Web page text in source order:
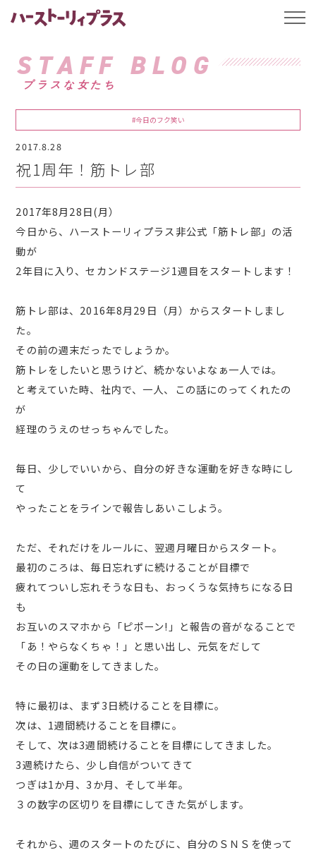
ハーストーリィプ
STAFF BLOG
プラスな女たち
#今日のフク笑い
2017.8.28
祝1周年！筋トレ部
2017年8月28日(月）
今日から、ハーストーリィプラス非公式「筋トレ部」の活
動が
2年目に入り、セカンドステージ1週目をスタートします！
筋トレ部は、2016年8月29日（月）からスタートしまし
た。
その前の週末だったでしょうか。
筋トレをしたいと思うけど、続かないよなぁ一人では。
と考えていた時、社内で、一人、この話にのってくれたの
が
経理のうえのせっちゃんでした。
毎日、少しでいいから、自分の好きな運動を好きな時にし
て
やったことをラインで報告しあいこしよう。
ただ、それだけをルールに、翌週月曜日からスタート。
最初のころは、毎日忘れずに続けることが目標で
疲れてついし忘れそうな日も、おっくうな気持ちになる日
も
お互いのスマホから「ピポーン!」と報告の音がなることで
「あ！やらなくちゃ！」と思い出し、元気をだして
その日の運動をしてきました。
特に最初は、まず3日続けることを目標に。
次は、1週間続けることを目標に。
そして、次は3週間続けることを目標にしてきました。
3週続けたら、少し自信がついてきて
つぎは1か月、3か月、そして半年。
３の数字の区切りを目標にしてきた気がします。
それから、週のスタートのたびに、自分のＳＮＳを使って
t
l
g